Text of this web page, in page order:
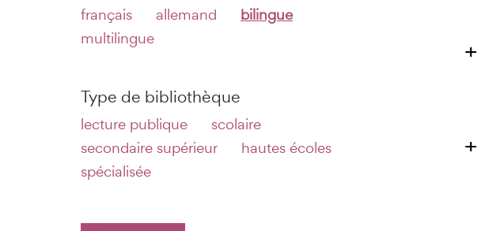
français allemand
bilingue
multilingue
Type de bibliothèque
lecture publique
scolaire
secondaire supérieur
hautes écoles
spécialisée